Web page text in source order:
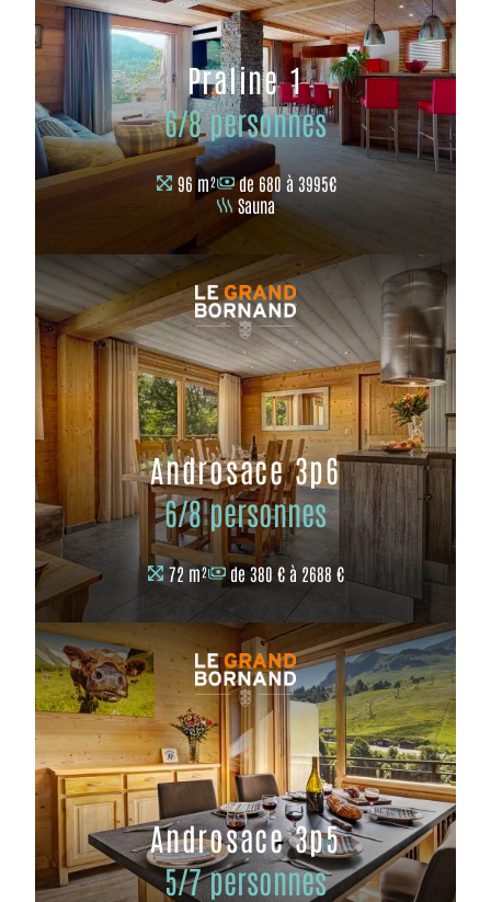
Praline 1
6/8 personnes
96 m²
de 680 à 3995€
Sauna
Androsace 3p6
6/8 personnes
72 m² de 380 € à 2688 €
Androsace 3p5
5/7 personnes